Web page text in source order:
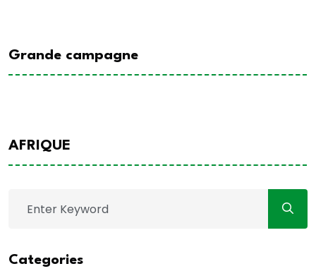
Grande campagne
AFRIQUE
Categories